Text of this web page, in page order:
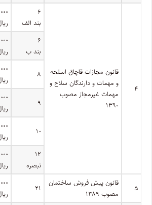
۴
قانون مجازات قاچاق اسلحه
و مهمات و دارندگان سلاح و
مهمات غیرمجاز مصوب
۱۳۹۰
۶
بند الف
۶
بند ب
۸
۹
۱۰
۱۲
تبصره
۵
قانون پیش فروش ساختمان
مصوب ۱۳۸۹
۲۱